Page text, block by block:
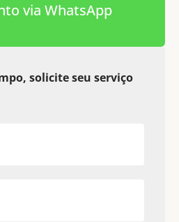
via WhatsApp
solicite seu serviço